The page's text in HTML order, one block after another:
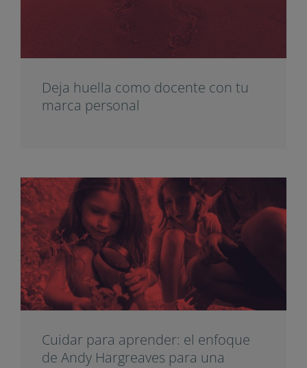
Deja huella como docente con tu
marca personal
Cuidar para aprender: el enfoque
de Andy Hargreaves para una